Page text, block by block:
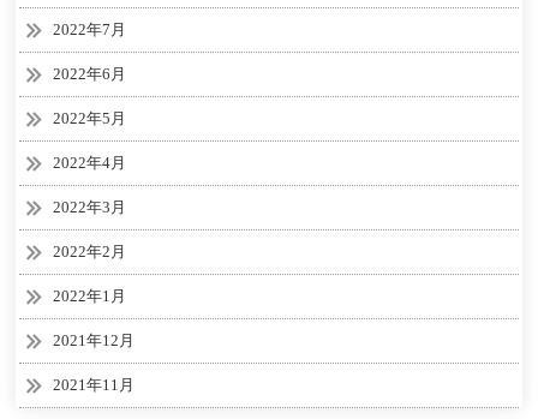
2022年7月
2022年6月
2022年5月
2022年4月
2022年3月
2022年2月
2022年1月
2021年12月
2021年11月